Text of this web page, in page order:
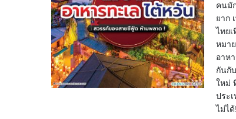
คนมั
ยาก
ไทย
หมา
อาห
กันกั
ใหม่
ประ
ไม่ไ